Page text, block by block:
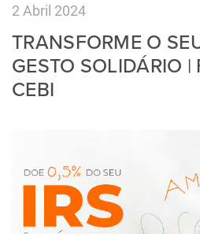
2 Abril 2024
TRANSFORME O
GESTO SOLIDÁRIO
CEBI